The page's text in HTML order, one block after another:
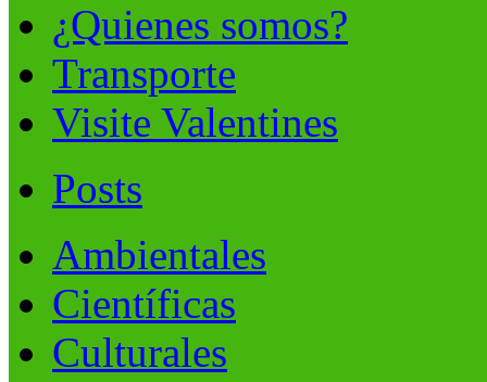
¿Quienes somos?
Transporte
Visite Valentines
Posts
Ambientales
Científicas
Culturales